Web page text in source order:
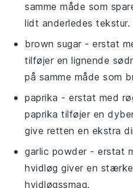
samme måde som
lidt anderledes tekstur.
brown sugar - erstat
tilføjer en lignende
på samme måde som
paprika - erstat med
paprika tilføjer en
give retten en ekstra
garlic powder - erstat
hvidløg giver en
hvidløgssmag.